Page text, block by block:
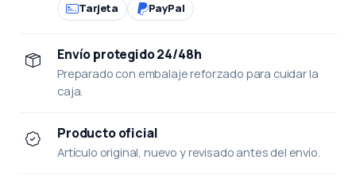
Tarjeta PayPal
Envío protegido 24/48h
Preparado con embalaje reforzado para cuidar la
caja.
Producto oficial
Artículo original, nuevo y revisado antes del envío.